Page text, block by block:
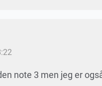
note 3 men jeg er